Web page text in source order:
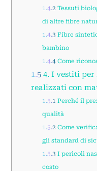
1.4.2 Tessuti
di altre fibre
1.4.3 Fibre
bambino
1.4.4Come
1.54. I vestiti per
realizzati con
1.5.1 Perché il
qualità
1.5.2 Come
gli standard di
1.5.3 I pericoli
costo